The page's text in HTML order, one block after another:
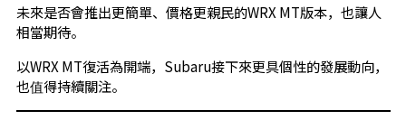
未來是否會推出更簡單、價格更親民的WRX MT版本，也讓人
相當期待。
以WRX MT復活為開端，Subaru接下來更具個性的發展動向，
也值得持續關注。